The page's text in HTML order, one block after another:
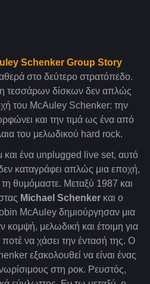
Schenker Group Story
στο δεύτερο στρατόπεδο.
τεσσάρων δίσκων δεν απλώς
του McAuley Schenker: την
και την τιμά ως ένα από
του μελωδικού hard rock.
και ένα unplugged live set, αυτό
καταγράφει απλώς μια εποχή,
θυμόμαστε. Μεταξύ 1987 και
Michael Schenker και ο
McAuley δημιούργησαν μια
κομψή, μελωδική και έτοιμη για
να χάσει την έντασή της. Ο
εξακολουθεί να είναι ένας
στη ροκ. Ρευστός,